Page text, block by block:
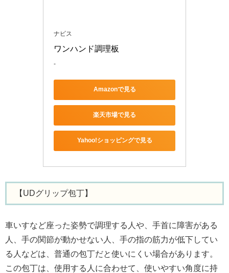
ナビス
ワンハンド調理板
-
Amazonで見る
楽天市場で見る
Yahoo!ショッピングで見る
【UDグリップ包丁】
車いすなど座った姿勢で調理する人や、手首に障害がある
人、手の関節が動かせない人、手の指の筋力が低下してい
る人などは、普通の包丁だと使いにくい場合があります。
この包丁は、使用する人に合わせて、使いやすい角度に持